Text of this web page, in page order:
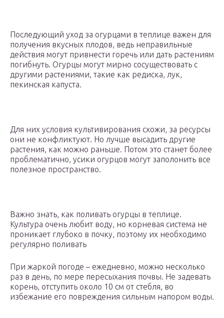
Последующий уход за огурцами в теплице важен для
получения вкусных плодов, ведь неправильные
действия могут привнести горечь или дать растениям
погибнуть. Огурцы могут мирно сосуществовать с
другими растениями, такие как редиска, лук,
пекинская капуста.
Для них условия культивирования схожи, за ресурсы
они не конфликтуют. Но лучше высадить другие
растения, как можно раньше. Потом это станет более
проблематично, усики огурцов могут заполонить все
полезное пространство.
Важно знать, как поливать огурцы в теплице.
Культура очень любит воду, но корневая система не
проникает глубоко в почку, поэтому их необходимо
регулярно поливать
При жаркой погоде – ежедневно, можно несколько
раз в день, по мере пересыхания почвы. Не задевать
корень, отступить около 10 см от стебля, во
избежание его повреждения сильным напором воды.